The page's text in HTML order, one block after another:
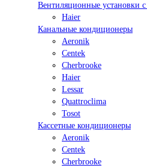
Вентиляционные установки
Haier
Канальные кондиционеры
Aeronik
Centek
Cherbrooke
Haier
Lessar
Quattroclima
Tosot
Кассетные кондиционеры
Aeronik
Centek
Cherbrooke